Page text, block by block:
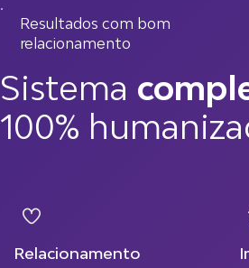
Resultados com bom
relacionamento
Sistema
100%
Relacionamento